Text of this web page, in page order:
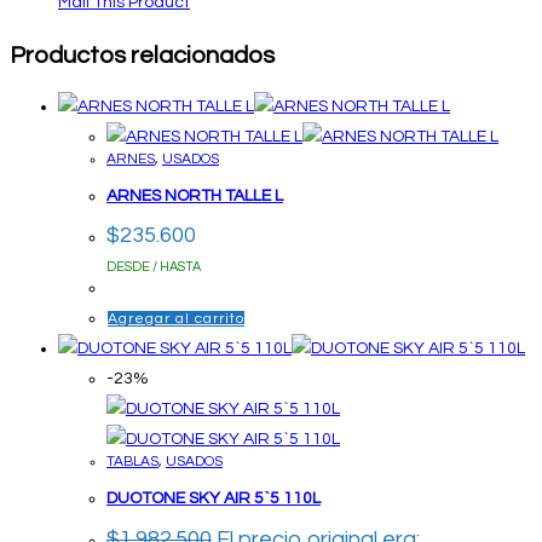
Productos relacionados
ARNES, USADOS
ARNES NORTH TALLE L
$235.600
DESDE / HASTA
Agregar al carrito
-23%
TABLAS, USADOS
DUOTONE SKY AIR 5`5 110L